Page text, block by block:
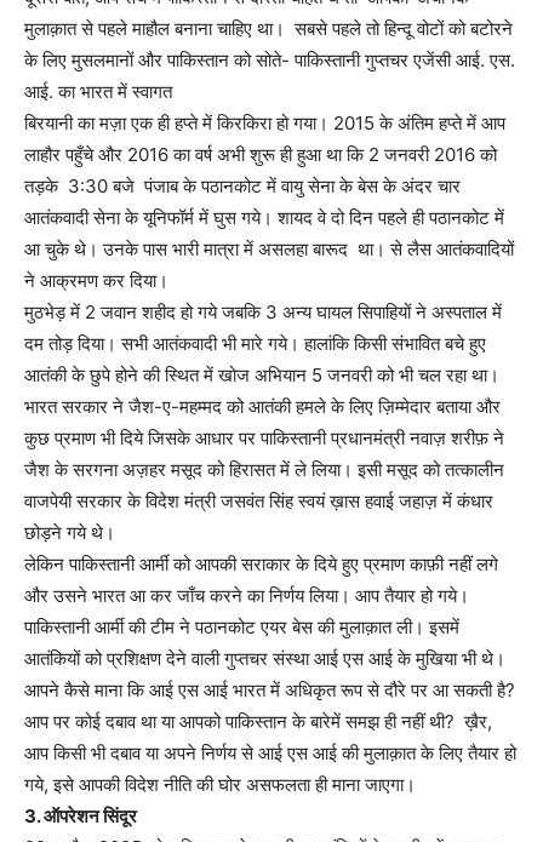
मुलाक़ात से पहले माहौल बनाना चाहिए था। सबसे पहले तो हिन्दू वोटों को बटोरने
के लिए मुसलमानों और पाकिस्तान को सोते- पाकिस्तानी गुप्तचर एजेंसी आई. एस.
आई. का भारत में स्वागत
बिरयानी का मज़ा एक ही हप्ते में किरकिरा हो गया। 2015 के अंतिम हप्ते में आप
लाहौर पहुँचे और 2016 का वर्ष अभी शुरू ही हुआ था कि 2 जनवरी 2016 को
तड़के 3:30 बजे पंजाब के पठानकोट में वायु सेना के बेस के अंदर चार
आतंकवादी सेना के यूनिफॉर्म में घुस गये। शायद वे दो दिन पहले ही पठानकोट में
आ चुके थे। उनके पास भारी मात्रा में असलहा बारूद था। से लैस आतंकवादियों
ने आक्रमण कर दिया।
मुठभेड़ में 2 जवान शहीद हो गये जबकि 3 अन्य घायल सिपाहियों ने अस्पताल में
दम तोड़ दिया। सभी आतंकवादी भी मारे गये। हालांकि किसी संभावित बचे हुए
आतंकी के छुपे होने की स्थित में खोज अभियान 5 जनवरी को भी चल रहा था।
भारत सरकार ने जैश-ए-महम्मद को आतंकी हमले के लिए ज़िम्मेदार बताया और
कुछ प्रमाण भी दिये जिसके आधार पर पाकिस्तानी प्रधानमंत्री नवाज़ शरीफ़ ने
जैश के सरगना अज़हर मसूद को हिरासत में ले लिया। इसी मसूद को तत्कालीन
वाजपेयी सरकार के विदेश मंत्री जसवंत सिंह स्वयं ख़ास हवाई जहाज़ में कंधार
छोड़ने गये थे।
लेकिन पाकिस्तानी आर्मी को आपकी सराकार के दिये हुए प्रमाण काफ़ी नहीं लगे
और उसने भारत आ कर जाँच करने का निर्णय लिया। आप तैयार हो गये।
पाकिस्तानी आर्मी की टीम ने पठानकोट एयर बेस की मुलाक़ात ली। इसमें
आतंकियों को प्रशिक्षण देने वाली गुप्तचर संस्था आई एस आई के मुखिया भी थे।
आपने कैसे माना कि आई एस आई भारत में अधिकृत रूप से दौरे पर आ सकती है?
आप पर कोई दबाव था या आपको पाकिस्तान के बारेमें समझ ही नहीं थी? ख़ैर,
आप किसी भी दबाव या अपने निर्णय से आई एस आई की मुलाक़ात के लिए तैयार हो
गये, इसे आपकी विदेश नीति की घोर असफलता ही माना जाएगा।
3. ऑपरेशन सिंदूर